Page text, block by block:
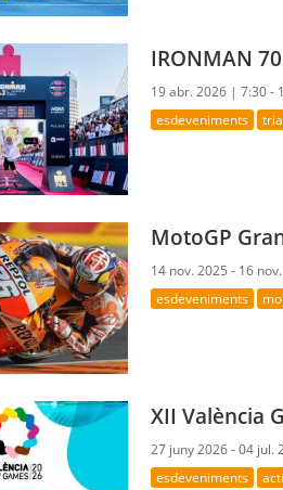
IRONMAN
19 abr. 2026 |7:30 -
esdeveniments
MotoGP
14 nov. 2025 - 16
esdeveniments
XII València
27 juny 2026 - 04
esdeveniments